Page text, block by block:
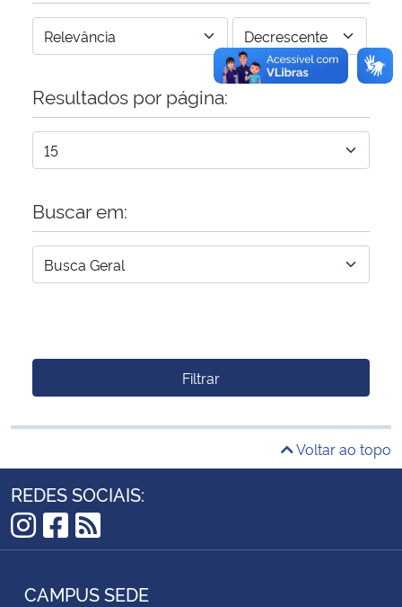
Resultados por página:
Buscar em:
Filtrar
Voltar ao topo
REDES SOCIAIS:
Instagram
Facebook
RSS
CAMPUS SEDE